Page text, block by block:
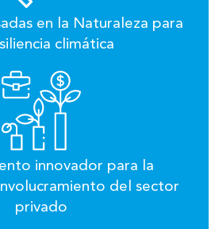
en la Naturaleza para
climática
innovador para la
del sector
privado